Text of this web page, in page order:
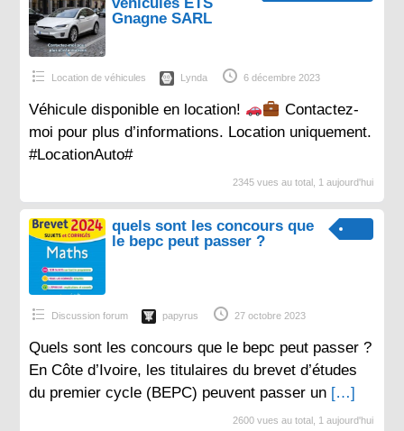
Gnagne SARL
Location de véhicules Lynda 6 décembre 2023
Véhicule disponible en location!
Contactez-
moi pour plus d’informations. Location uniquement.
#LocationAuto#
2345 vues au total, 1 aujourd'hui
quels sont les concours que
le bepc peut passer ?
Discussion forum papyrus 27 octobre 2023
Quels sont les concours que le bepc peut passer ?
En Côte d’Ivoire, les titulaires du brevet d’études
du premier cycle (BEPC) peuvent passer un […]
2600 vues au total, 1 aujourd'hui